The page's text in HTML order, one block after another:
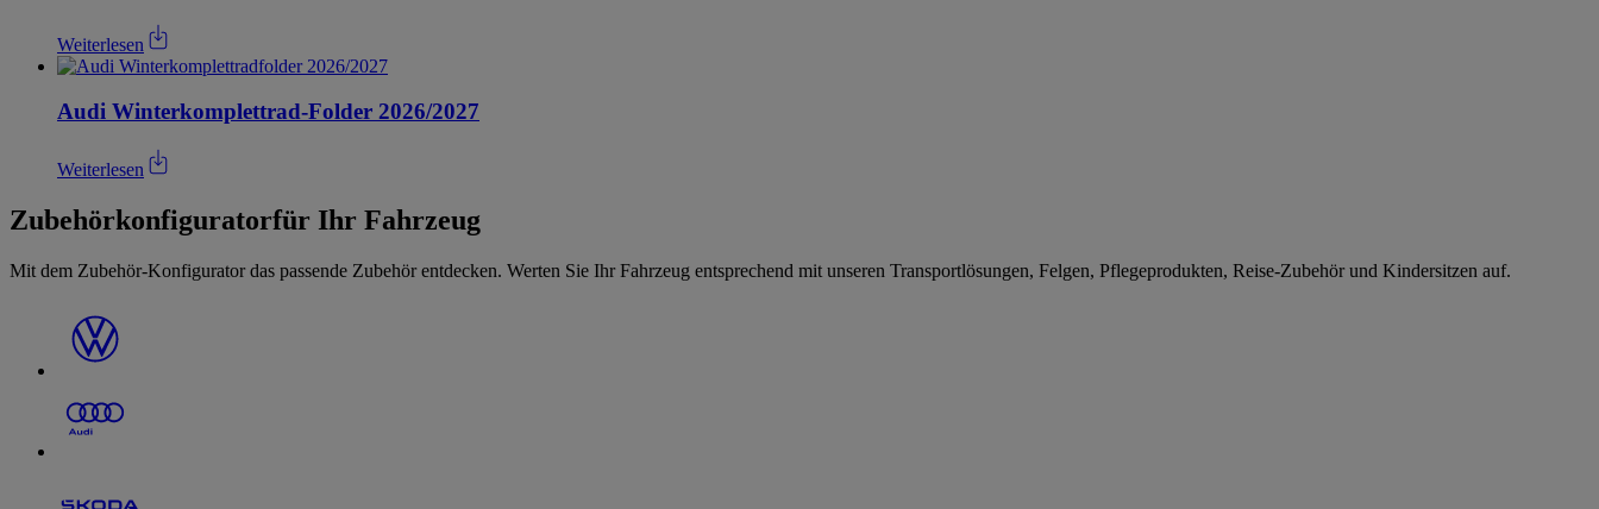
Weiterlesen
Audi Winterkomplettrad-Folder 2026/2027
Weiterlesen
Zubehörkonfiguratorfür Ihr Fahrzeug
Mit dem Zubehör-Konfigurator das passende Zubehör entdecken. Werten Sie Ihr Fahrzeug entsprechend mit unseren Transportlösungen, Felgen, Pflegeprodukten, Reise-Zubehör und Kindersitzen auf.